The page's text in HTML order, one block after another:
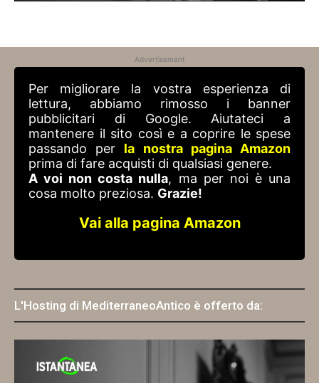
Advertisement
Per migliorare la vostra esperienza di
lettura, abbiamo rimosso i banner
pubblicitari di Google. Aiutateci a
mantenere il sito così e a coprire le spese
passando per la nostra pagina Amazon
prima di fare acquisti di qualsiasi genere.
A voi non costa nulla, ma per noi è una
cosa molto preziosa. Grazie!
Vai alla pagina Amazon
L'Hosting di MediterraneoAntico è offerto da: